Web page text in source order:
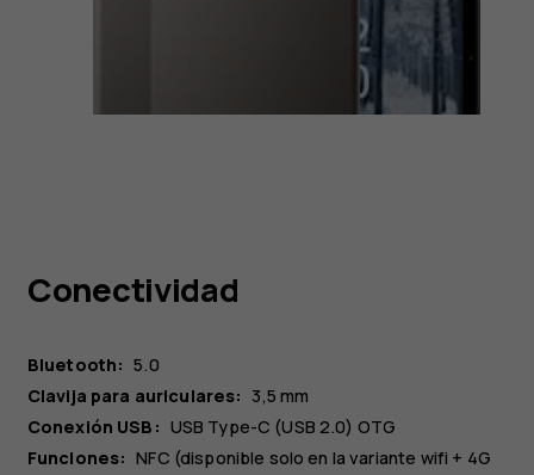
Conectividad
Bluetooth: 5.0
Clavija para auriculares: 3,5 mm
Conexión USB: USB Type-C (USB 2.0) OTG
Funciones: NFC (disponible solo en la variante wifi + 4G